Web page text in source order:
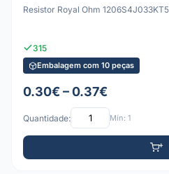
Resistor Royal Ohm
315
Embalagem com 10 peças
0.30€ – 0.37€
Quantidade: Mín: 1